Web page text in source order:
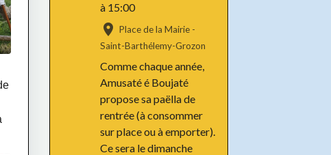
à 15:00
Place de la Mairie -
Saint-Barthélemy-Grozon
Comme chaque année,
Amusaté é Boujaté
propose sa paëlla de
rentrée (à consommer
sur place ou à emporter).
Ce sera le dimanche